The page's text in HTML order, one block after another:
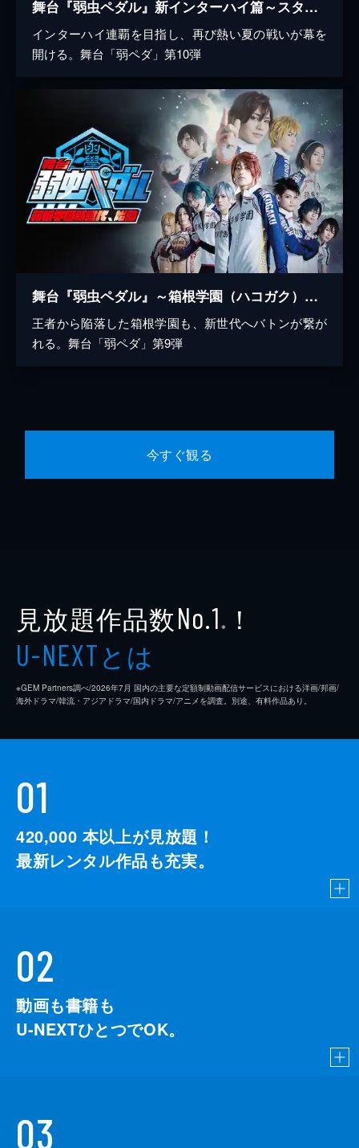
舞台『弱虫ペダル』新インターハイ篇～スタートライン～
インターハイ連覇を目指し、再び熱い夏の戦いが幕を
開ける。舞台「弱ペダ」第10弾
舞台『弱虫ペダル』～箱根学園（ハコガク）新世代、始動～
王者から陥落した箱根学園も、新世代へバトンが繋が
れる。舞台「弱ペダ」第9弾
今すぐ観る
見放題作品数No.1 ※ ！
U-NEXTとは
※GEM Partners調べ/2026年7⽉ 国内の主要な定額制動画配信サービスにおける洋画/邦画/
海外ドラマ/韓流・アジアドラマ/国内ドラマ/アニメを調査。別途、有料作品あり。
01
420,000 本以上が見放題！
最新レンタル作品も充実。
02
動画も書籍も
U-NEXTひとつでOK。
03